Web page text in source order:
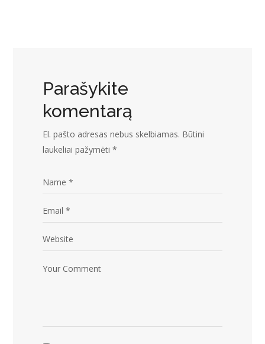
Parašykite
komentarą
El. pašto adresas nebus skelbiamas. Būtini
laukeliai pažymėti*